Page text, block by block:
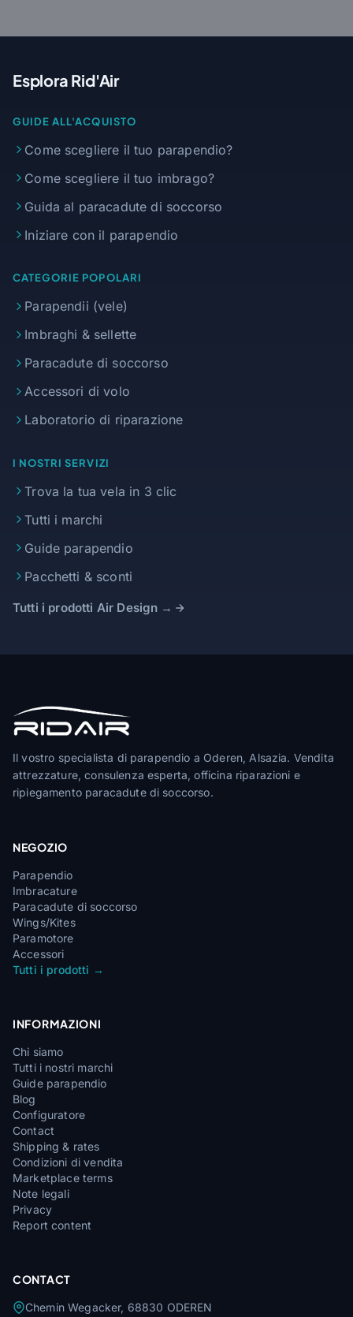
Esplora Rid'Air
GUIDE ALL'ACQUISTO
Come scegliere il tuo parapendio?
Come scegliere il tuo imbrago?
Guida al paracadute di soccorso
Iniziare con il parapendio
CATEGORIE POPOLARI
Parapendii (vele)
Imbraghi & sellette
Paracadute di soccorso
Accessori di volo
Laboratorio di riparazione
I NOSTRI SERVIZI
Trova la tua vela in 3 clic
Tutti i marchi
Guide parapendio
Pacchetti & sconti
Tutti i prodotti Air Design →
Il vostro specialista di parapendio a Oderen, Alsazia. Vendita
attrezzature, consulenza esperta, officina riparazioni e
ripiegamento paracadute di soccorso.
NEGOZIO
Parapendio
Imbracature
Paracadute di soccorso
Wings/Kites
Paramotore
Accessori
Tutti i prodotti →
INFORMAZIONI
Chi siamo
Tutti i nostri marchi
Guide parapendio
Blog
Configuratore
Contact
Shipping & rates
Condizioni di vendita
Marketplace terms
Note legali
Privacy
Report content
CONTACT
Chemin Wegacker, 68830 ODEREN